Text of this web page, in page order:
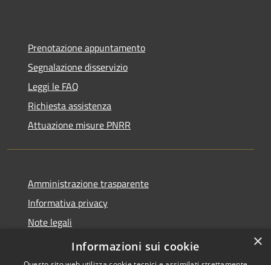
Prenotazione appuntamento
Segnalazione disservizio
Leggi le FAQ
Richiesta assistenza
Attuazione misure PNRR
Amministrazione trasparente
Informativa privacy
Note legali
Dichiarazione di accessibilità
×
Informazioni sui cookie